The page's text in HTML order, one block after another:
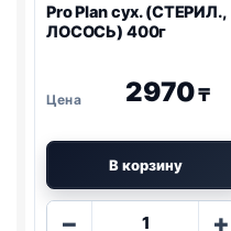
Pro Planсух. (СТЕРИЛ.,
ЛОСОСЬ) 400г
2970₸
В корзину
−
Количество
+